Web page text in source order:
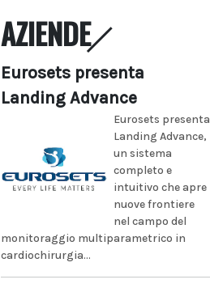
AZIENDE
Eurosets presenta
Landing Advance
Eurosets presenta
Landing Advance,
un sistema
completo e
intuitivo che apre
nuove frontiere
nel campo del
monitoraggio multiparametrico in
cardiochirurgia...